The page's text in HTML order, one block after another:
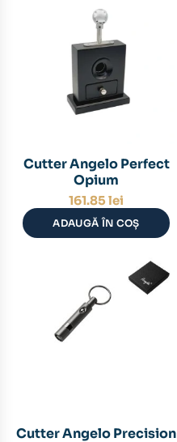
Cutter Angelo Perfect
Opium
161.85 lei
ADAUGĂ ÎN COȘ
Cutter Angelo Precision